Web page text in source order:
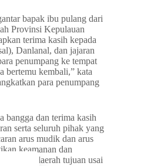
bapak ibu pulang dari
Provinsi Kepulauan
terima kasih kepada
Danlanal, dan jajaran
penumpang ke tempat
bertemu kembali,” kata
para penumpang
bangga dan terima kasih
serta seluruh pihak yang
arus mudik dan arus
keamanan dan
ke daerah tujuan usai